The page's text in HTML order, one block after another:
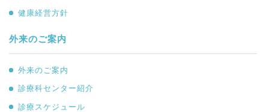
健康経営方針
外来のご案内
外来のご案内
診療科センター紹介
診療スケジュール